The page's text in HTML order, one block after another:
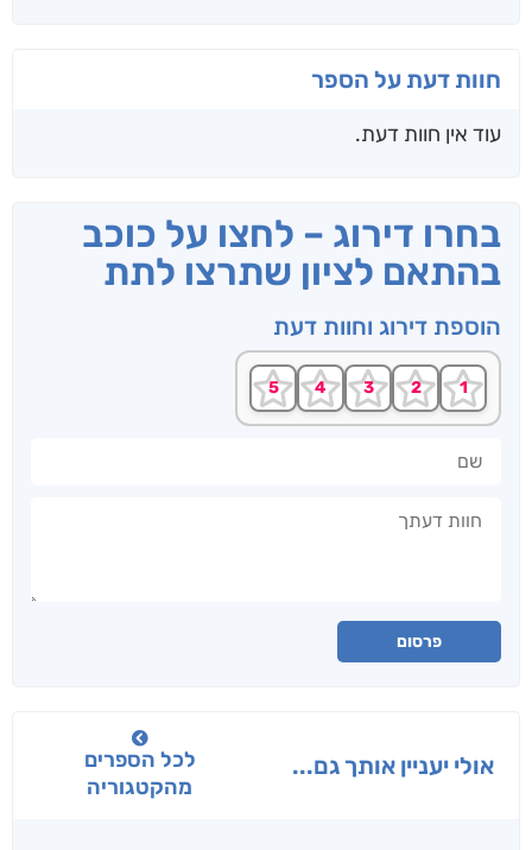
חוות דעת על הספר
עוד אין חוות דעת.
בחרו דירוג – לחצו על כוכב
בהתאם לציון שתרצו לתת
הוספת דירוג וחוות דעת
פרסום
אולי יעניין אותך גם...
לכל הספרים
מהקטגוריה